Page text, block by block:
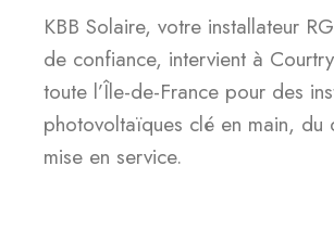
KBB Solaire, votre installateur
de confiance, intervient à
toute l’Île-de-France pour des
photovoltaïques clé en main, du
mise en service.